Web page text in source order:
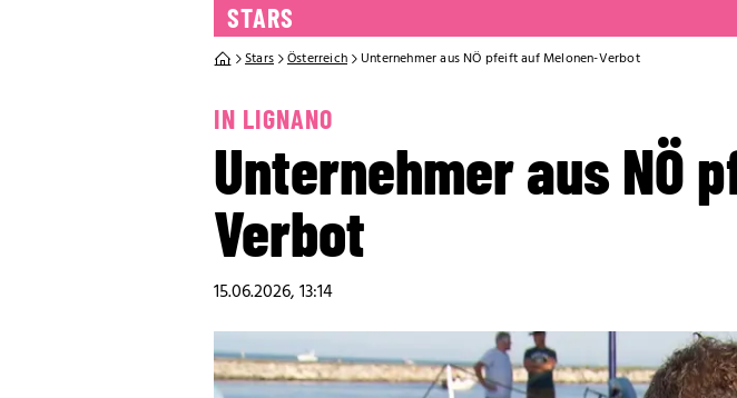
STARS
Stars Österreich Unternehmer aus NÖ pfeift auf Melonen-Verbot
IN LIGNANO
Unternehmer aus NÖ
Verbot
15.06.2026, 13:14